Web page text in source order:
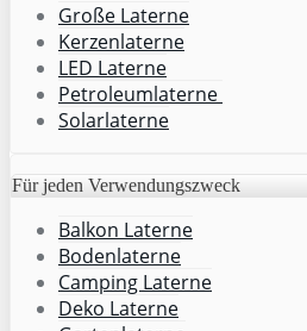
Große Laterne
Kerzenlaterne
LED Laterne
Petroleumlaterne
Solarlaterne
Für jeden Verwendungszweck
Balkon Laterne
Bodenlaterne
Camping Laterne
Deko Laterne